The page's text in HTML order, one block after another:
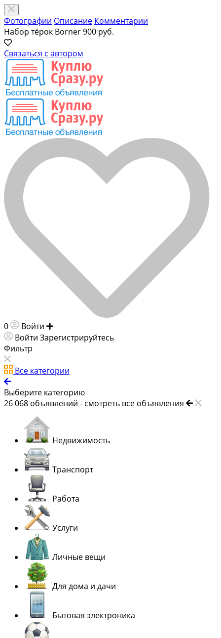
Фотографии Описание Комментарии
Набор тёрок Borner900 руб.
Связаться с автором
0 Войти
Войти Зарегистрируйтесь
Фильтр
Все категории
Выберите категорию
26 068 объявлений - смотреть все объявления
Недвижимость
Транспорт
Работа
Услуги
Личные вещи
Для дома и дачи
Бытовая электроника